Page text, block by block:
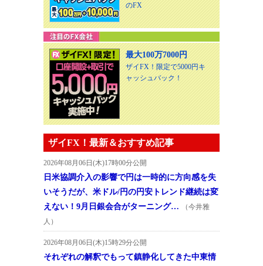
のFX
最大100万7000円
ザイFX！限定で5000円キ
ャッシュバック！
ザイFX！最新＆おすすめ記事
2026年08月06日(木)17時00分公開
日米協調介入の影響で円は一時的に方向感を失
いそうだが、米ドル/円の円安トレンド継続は変
えない！9月日銀会合がターニング…
（今井雅
人）
2026年08月06日(木)15時29分公開
それぞれの解釈でもって鎮静化してきた中東情